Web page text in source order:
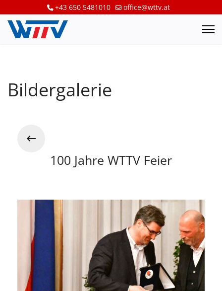
+43 650 5481010 office@wttv.at
Bildergalerie
100 Jahre WTTV Feier